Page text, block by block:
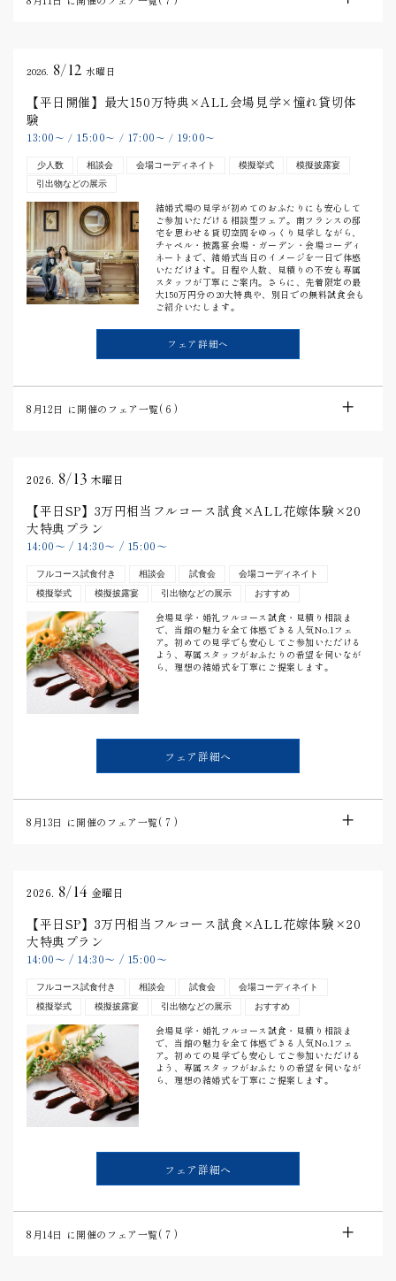
2026. 8/12 水曜日
【平日開催】最大150万特典×ALL会場見学×憧れ貸切体
験
13:00 〜 / 15:00〜 / 17:00 〜 / 19:00〜
少人数 相談会 会場コーディネイト 模擬挙式
模擬披露宴
引出物などの展示
結婚式場の見学が初めてのおふたりにも安心して
ご参加いただける相談型フェア。南フランスの邸
宅を思わせる貸切空間をゆっくり見学しながら、
チャペル・披露宴会場・ガーデン・会場コーディ
ネートまで、結婚式当日のイメージを一日で体感
いただけます。日程や人数、見積りの不安も専属
スタッフが丁寧にご案内。さらに、先着限定の最
大150万円分の20大特典や、別日での無料試食会も
ご紹介いたします。
フェア詳細へ
8月12日 に開催のフェア一覧(6 )
2026. 8/13 木曜日
【平日SP】3万円相当フルコース試食×ALL花嫁体験×20
大特典プラン
14:00〜 / 14:30〜 / 15:00〜
フルコース試食付き 相談会 試食会
会場コーディネイト
模擬挙式
模擬披露宴 引出物などの展示 おすすめ
会場見学・婚礼フルコース試食・見積り相談ま
で、当館の魅力を全て体感できる人気No.1フェ
ア。初めての見学でも安心してご参加いただける
よう、専属スタッフがおふたりの希望を伺いなが
ら、理想の結婚式を丁寧にご提案します。
フェア詳細へ
8月13日 に開催のフェア一覧(7 )
2026. 8/14 金曜日
【平日SP】3万円相当フルコース試食×ALL花嫁体験×20
大特典プラン
14:00〜 / 14:30〜 / 15:00〜
フルコース試食付き 相談会 試食会
会場コーディネイト
模擬挙式
模擬披露宴 引出物などの展示 おすすめ
会場見学・婚礼フルコース試食・見積り相談ま
で、当館の魅力を全て体感できる人気No.1フェ
ア。初めての見学でも安心してご参加いただける
よう、専属スタッフがおふたりの希望を伺いなが
ら、理想の結婚式を丁寧にご提案します。
フェア詳細へ
8月14日 に開催のフェア一覧(7 )